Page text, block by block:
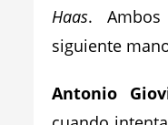
Haas.
siguiente
Antonio